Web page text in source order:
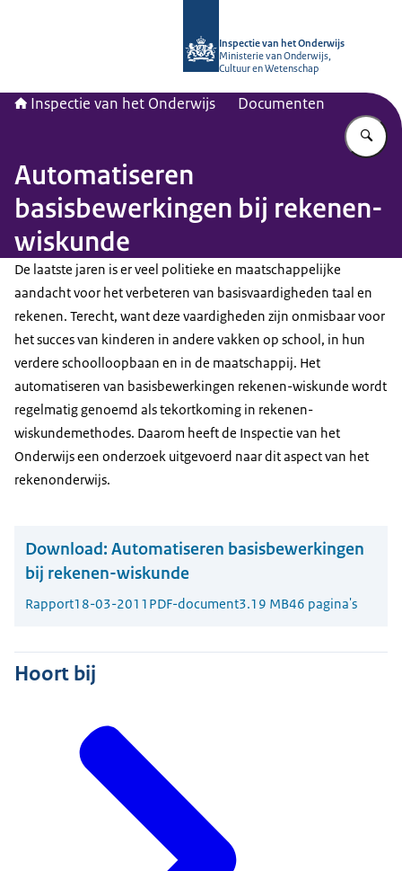
Inspectie van het Onderwijs
Ministerie van Onderwijs,
Cultuur en Wetenschap
Inspectie van het Onderwijs Documenten
Automatiseren
basisbewerkingen bij rekenen-
wiskunde
De laatste jaren is er veel politieke en maatschappelijke
aandacht voor het verbeteren van basisvaardigheden taal en
rekenen. Terecht, want deze vaardigheden zijn onmisbaar voor
het succes van kinderen in andere vakken op school, in hun
verdere schoolloopbaan en in de maatschappij. Het
automatiseren van basisbewerkingen rekenen-wiskunde wordt
regelmatig genoemd als tekortkoming in rekenen-
wiskundemethodes. Daarom heeft de Inspectie van het
Onderwijs een onderzoek uitgevoerd naar dit aspect van het
rekenonderwijs.
Download: Automatiseren basisbewerkingen
bij rekenen-wiskunde
Rapport18-03-2011 PDF-document3.19 MB46 pagina's
Hoort bij